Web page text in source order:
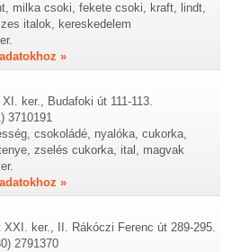
milka csoki, fekete csoki, kraft, lindt,
italok, kereskedelem
»
ker., Budafoki út 111-113.
3710191
csokoládé, nyalóka, cukorka,
zselés cukorka, ital, magvak
»
XXI. ker., II. Rákóczi Ferenc út 289-295.
2791370